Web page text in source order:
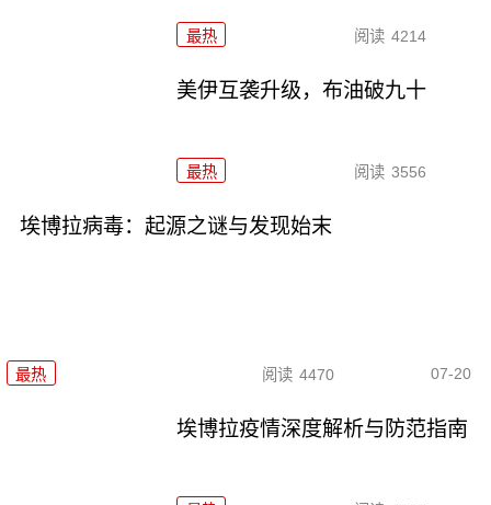
最热 阅读 4214
美伊互袭升级，布油破九十
最热 阅读 3556
埃博拉病毒：起源之谜与发现始末
最热 阅读 4470 07-20
埃博拉疫情深度解析与防范指南